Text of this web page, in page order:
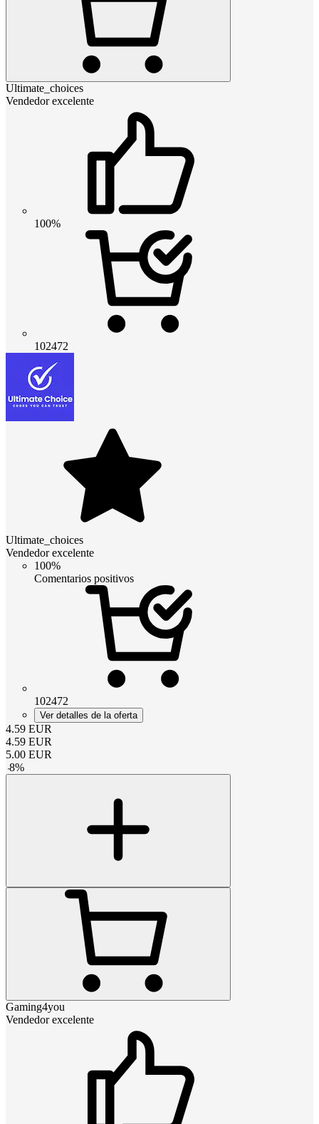
Ultimate_choices
Vendedor excelente
100%
102472
Ultimate_choices
Vendedor excelente
100%
Comentarios positivos
102472
Ver detalles de la oferta
4.59 EUR
4.59 EUR
5.00 EUR
-8%
Gaming4you
Vendedor excelente